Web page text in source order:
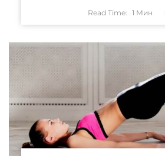
Read Time: 1 Мин